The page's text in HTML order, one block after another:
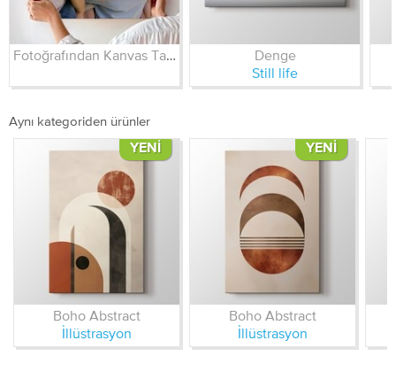
Fotoğrafından Kanvas Tablo
Denge
Still life
Aynı kategoriden ürünler
YENI
Boho Abstract
İllüstrasyon
YENI
Boho Abstract
İllüstrasyon